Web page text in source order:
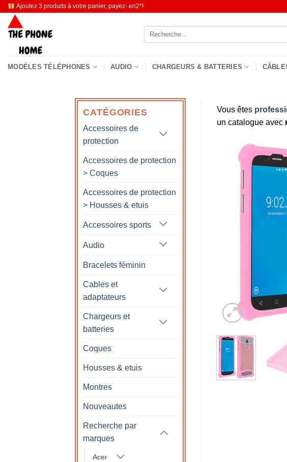
Passer
contenu
Ajoutez 3 produits à votre panier, payez- en2*!
Recherche
MODÈLES TÉLÉPHONES AUDIO CHARGEURS & BATTERIES
CATÉGORIES
Accessoires de
protection
Accessoires de protection
> Coques
Accessoires de protection
> Housses & etuis
Accessoires sports
Audio
Bracelets féminin
Cables et
adaptateurs
Chargeurs et
batteries
Coques
Housses & etuis
Montres
Nouveautes
Recherche par
marques
Acer
Vous êtes
un catalogue avec